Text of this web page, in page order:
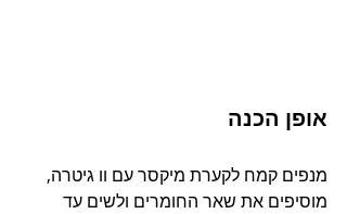
אופן הכנה
מנפים קמח לקערת מיקסר עם וו גיטרה,
מוסיפים את שאר החומרים ולשים עד